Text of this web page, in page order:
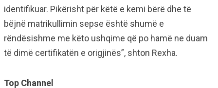
identifikuar. Pikërisht për këtë e kemi bërë dhe të
bëjnë matrikullimin sepse është shumë e
rëndësishme me këto ushqime që po hamë ne duam
të dimë certifikatën e origjinës”, shton Rexha.
Top Channel